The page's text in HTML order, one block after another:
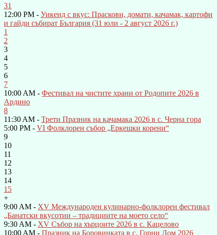
31
12:00 PM - Уикенд с вкус: Праскови, домати, качамак, картофи
и гайди събират България (31 юли - 2 август 2026 г.)
1
2
3
4
5
6
7
10:00 AM - Фестивал на чистите храни от Родопите 2026 в
Ардино
8
11:30 AM - Трети Празник на качамака 2026 в с. Черна гора
5:00 PM - VI Фолклорен събор „Еркешки корени“
9
10
11
12
13
14
15
+
9:00 AM - XV Международен кулинарно-фолклорен фестивал
„Банатски вкусотии – традициите на моето село“
9:30 AM - XV Събор на хърцоите 2026 в с. Кацелово
10:00 AM - Празник на Боровинката в с. Горни Лом 2026